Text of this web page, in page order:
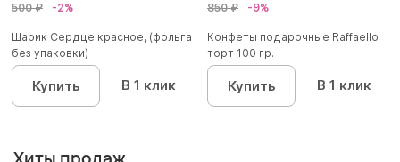
500 ₽ -2%
Шарик Сердце красное, (фольга
без упаковки)
Купить В 1 клик
850 ₽ -9%
Конфеты подарочные Raffaello
торт 100 гр.
Купить В 1 клик